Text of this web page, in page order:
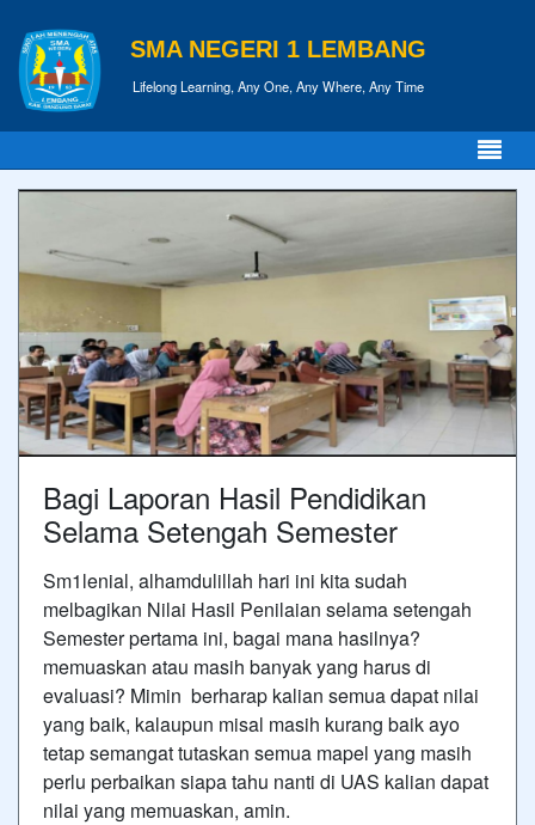
SMA NEGERI 1 LEMBANG
Lifelong Learning, Any One, Any Where, Any Time
Bagi Laporan Hasil Pendidikan
Selama Setengah Semester
Sm1lenial, alhamdulillah hari ini kita sudah
melbagikan Nilai Hasil Penilaian selama setengah
Semester pertama ini, bagai mana hasilnya?
memuaskan atau masih banyak yang harus di
evaluasi? Mimin berharap kalian semua dapat nilai
yang baik, kalaupun misal masih kurang baik ayo
tetap semangat tutaskan semua mapel yang masih
perlu perbaikan siapa tahu nanti di UAS kalian dapat
nilai yang memuaskan, amin.